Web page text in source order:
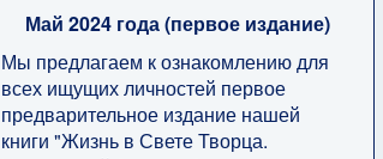
Май 2024 года (первое издание)
Мы предлагаем к ознакомлению для
всех ищущих личностей первое
предварительное издание нашей
книги "Жизнь в Свете Творца.